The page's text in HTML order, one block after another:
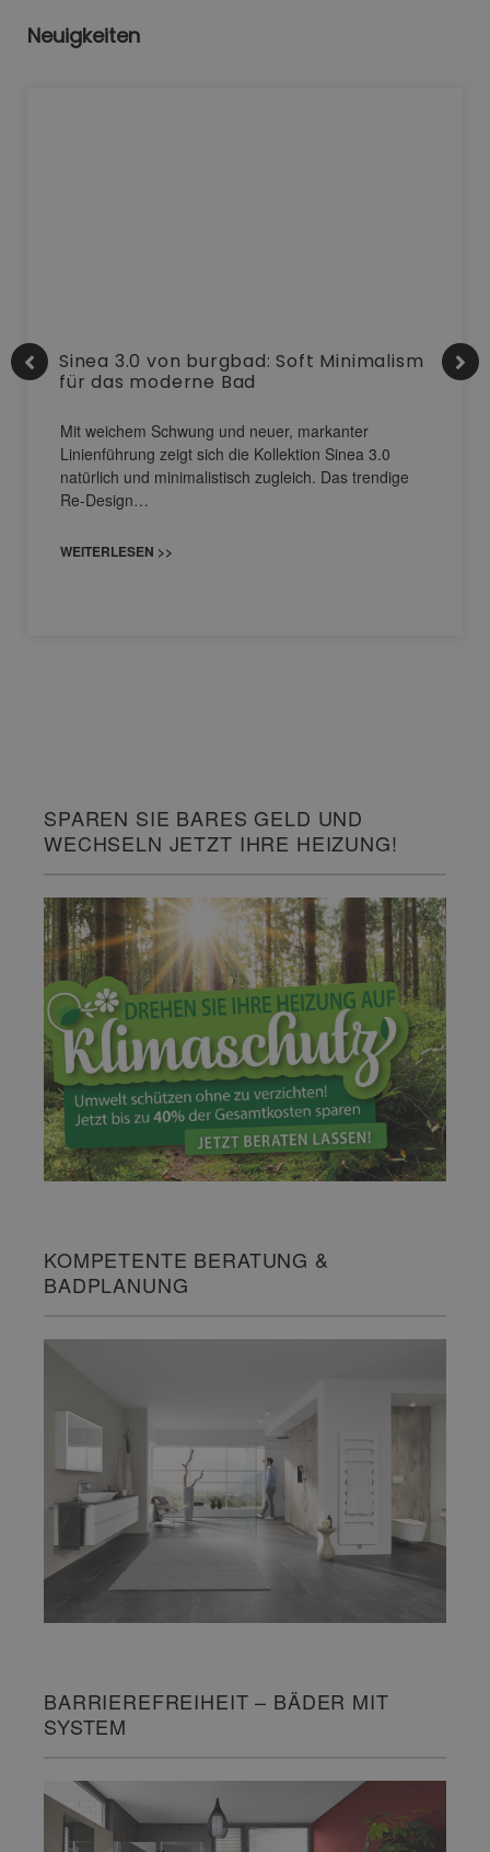
Neuigkeiten
Sinea 3.0 von burgbad: Soft Minimalism
für das moderne Bad
Mit weichem Schwung und neuer, markanter
Linienführung zeigt sich die Kollektion Sinea 3.0
natürlich und minimalistisch zugleich. Das trendige
Re-Design…
WEITERLESEN >>
SPAREN SIE BARES GELD UND
WECHSELN JETZT IHRE HEIZUNG!
KOMPETENTE BERATUNG &
BADPLANUNG
BARRIEREFREIHEIT – BÄDER MIT
SYSTEM